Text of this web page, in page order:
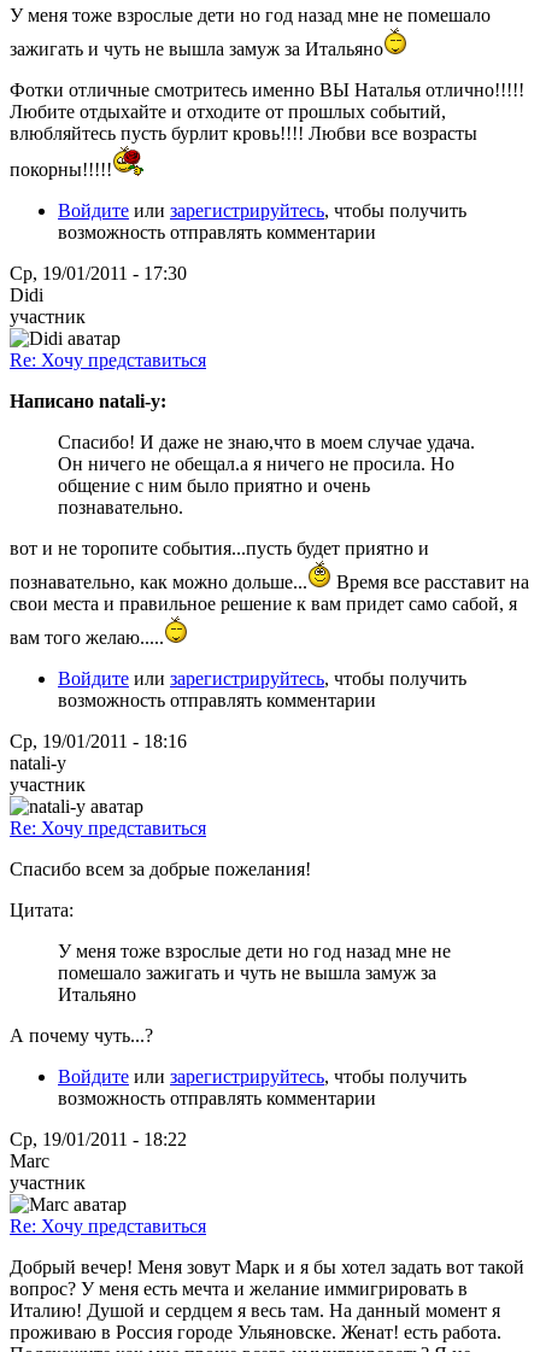
У меня тоже взрослые дети но год назад мне не помешало
зажигать и чуть не вышла замуж за Итальяно
Фотки отличные смотритесь именно ВЫ Наталья отлично!!!!!
Любите отдыхайте и отходите от прошлых событий,
влюбляйтесь пусть бурлит кровь!!!! Любви все возрасты
покорны!!!!!
Войдите или зарегистрируйтесь, чтобы получить
возможность отправлять комментарии
Ср, 19/01/2011 - 17:30
Didi
участник
Re: Хочу представиться
Написано natali-y:
Спасибо! И даже не знаю,что в моем случае удача.
Он ничего не обещал.а я ничего не просила. Но
общение с ним было приятно и очень
познавательно.
вот и не торопите события...пусть будет приятно и
познавательно, как можно дольше...
Время все расставит на
свои места и правильное решение к вам придет само сабой, я
вам того желаю.....
Войдите или зарегистрируйтесь, чтобы получить
возможность отправлять комментарии
Ср, 19/01/2011 - 18:16
natali-y
участник
Re: Хочу представиться
Спасибо всем за добрые пожелания!
Цитата:
У меня тоже взрослые дети но год назад мне не
помешало зажигать и чуть не вышла замуж за
Итальяно
А почему чуть...?
Войдите или зарегистрируйтесь, чтобы получить
возможность отправлять комментарии
Ср, 19/01/2011 - 18:22
Marc
участник
Re: Хочу представиться
Добрый вечер! Меня зовут Марк и я бы хотел задать вот такой
вопрос? У меня есть мечта и желание иммигрировать в
Италию! Душой и сердцем я весь там. На данный момент я
проживаю в Россия городе Ульяновске. Женат! есть работа.